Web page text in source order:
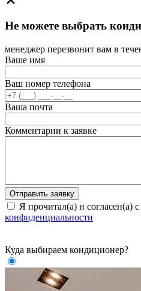
Не можете выбрать
менеджер перезвонит вам в
Ваше имя
Ваш номер телефона
Ваша почта
Комментарии к заявке
Я прочитал(а) и согласен(а) с
конфиденциальности
Куда выбираем кондиционер?